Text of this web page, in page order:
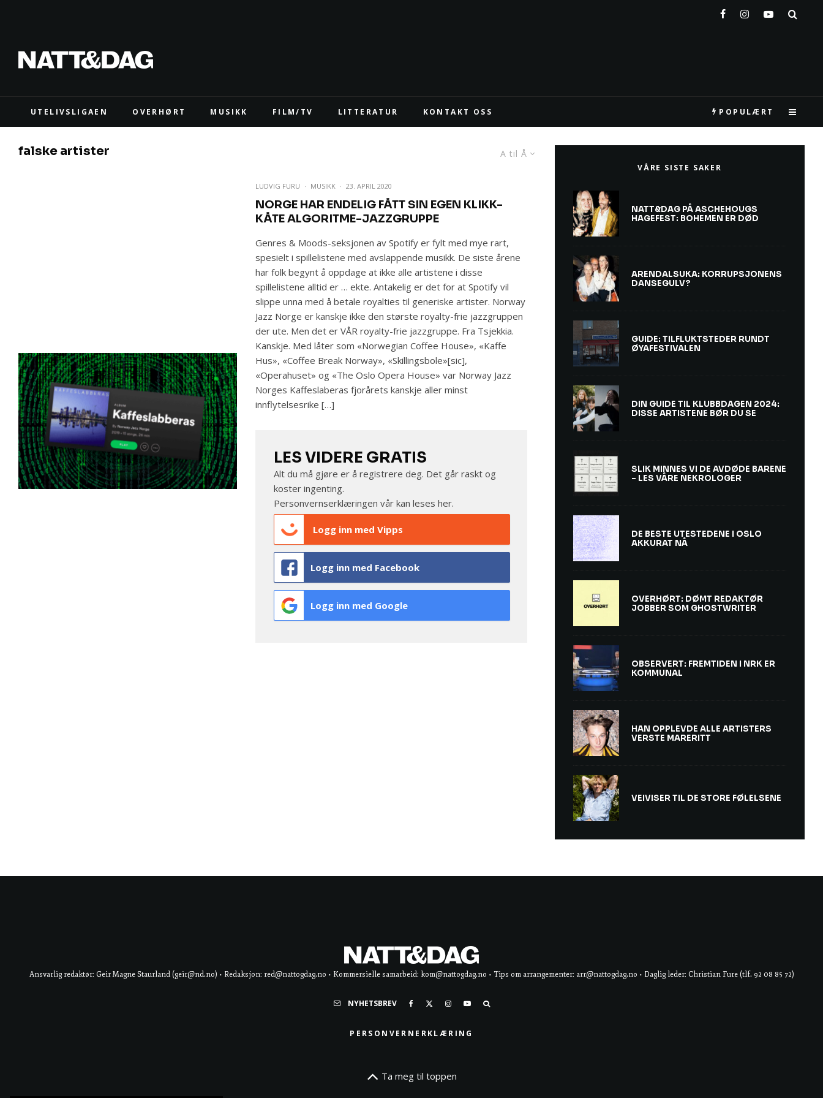
UTELIVSLIGAEN OVERHØRT MUSIKK FILM/TV LITTERATUR KONTAKT OSS POPULÆRT
A til Å
falske artister
LUDVIG FURU · MUSIKK · 23. APRIL 2020
NORGE HAR ENDELIG FÅTT SIN EGEN KLIKK-
KÅTE ALGORITME-JAZZGRUPPE
Genres & Moods-seksjonen av Spotify er fylt med mye rart,
spesielt i spillelistene med avslappende musikk. De siste årene
har folk begynt å oppdage at ikke alle artistene i disse
spillelistene alltid er … ekte. Antakelig er det for at Spotify vil
slippe unna med å betale royalties til generiske artister. Norway
Jazz Norge er kanskje ikke den største royalty-frie jazzgruppen
der ute. Men det er VÅR royalty-frie jazzgruppe. Fra Tsjekkia.
Kanskje. Med låter som «Norwegian Coffee House», «Kaffe
Hus», «Coffee Break Norway», «Skillingsbole»[sic],
«Operahuset» og «The Oslo Opera House» var Norway Jazz
Norges Kaffeslaberas fjorårets kanskje aller minst
innflytelsesrike […]
LES VIDERE GRATIS
Alt du må gjøre er å registrere deg. Det går raskt og
koster ingenting.
Personvernserklæringen vår kan lesesher.
Logg inn med Vipps
Logg inn med Facebook
Logg inn med Google
VÅRE SISTE SAKER
NATT&DAG PÅ ASCHEHOUGS
HAGEFEST: BOHEMEN ER DØD
ARENDALSUKA: KORRUPSJONENS
DANSEGULV?
GUIDE: TILFLUKTSTEDER RUNDT
ØYAFESTIVALEN
DIN GUIDE TIL KLUBBDAGEN 2024:
DISSE ARTISTENE BØR DU SE
SLIK MINNES VI DE AVDØDE BARENE
– LES VÅRE NEKROLOGER
DE BESTE UTESTEDENE I OSLO
AKKURAT NÅ
OVERHØRT: DØMT REDAKTØR
JOBBER SOM GHOSTWRITER
OBSERVERT: FREMTIDEN I NRK ER
KOMMUNAL
HAN OPPLEVDE ALLE ARTISTERS
VERSTE MARERITT
VEIVISER TIL DE STORE FØLELSENE
Ansvarlig redaktør: Geir Magne Staurland (geir@nd.no) • Redaksjon: red@nattogdag.no • Kommersielle samarbeid: kom@nattogdag.no • Tips om arrangementer: arr@nattogdag.no • Daglig leder: Christian Fure (tlf. 92 08 85 72)
NYHETSBREV
PERSONVERNERKLÆRING
Ta meg til toppen